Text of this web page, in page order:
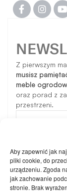
Aby zapewnić jak
pliki cookie, do
urządzeniu. Zgoda
jak zachowanie
stronie. Brak
Z pierwszym
musisz
meble
oraz porad z
przestrzeni.
Wysyłając